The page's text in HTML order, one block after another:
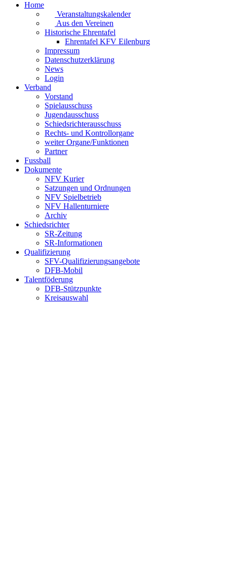
Home
Veranstaltungskalender
Aus den Vereinen
Historische Ehrentafel
Ehrentafel KFV Eilenburg
Impressum
Datenschutzerklärung
News
Login
Verband
Vorstand
Spielausschuss
Jugendausschuss
Schiedsrichterausschuss
Rechts- und Kontrollorgane
weiter Organe/Funktionen
Partner
Fussball
Dokumente
NFV Kurier
Satzungen und Ordnungen
NFV Spielbetrieb
NFV Hallenturniere
Archiv
Schiedsrichter
SR-Zeitung
SR-Informationen
Qualifizierung
SFV-Qualifizierungsangebote
DFB-Mobil
Talentföderung
DFB-Stützpunkte
Kreisauswahl